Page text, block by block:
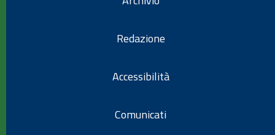
Redazione
Accessibilità
Comunicati